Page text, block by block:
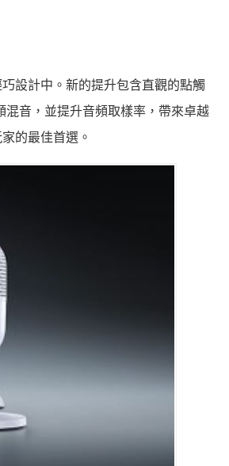
設計中。新的提升包含直觀的點觸
音，並提升音頻取樣率，帶來卓越
的最佳首選。